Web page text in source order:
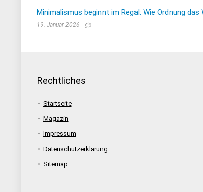
Minimalismus beginnt im Regal: Wie Ordnung
19. Januar 2026
Rechtliches
Startseite
Magazin
Impressum
Datenschutzerklärung
Sitemap